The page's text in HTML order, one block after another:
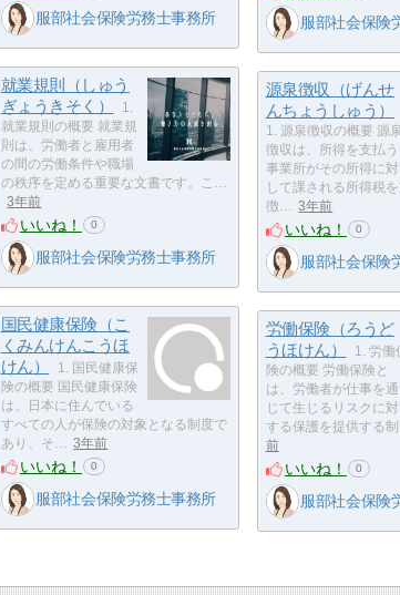
服部社会保険労務士事務所 服部社会保険
就業規則（しゅう
ぎょうきそく）
1.
就業規則の概要 就業規
則は、労働者と雇用者
の間の労働条件や職場
の秩序を定める重要な文書です。こ…
3年前
いいね！ 0
服部社会保険労務士事務所
源泉徴収（げんせ
んちょうしゅう）
1. 源泉徴収の概要 源泉
徴収は、所得を支払う
事業所がその所得に対
して課される所得税
徴… 3年前
いいね！ 0
服部社会保険
国民健康保険（こ
くみんけんこうほ
けん）
1. 国民健康保
険の概要 国民健康保険
は、日本に住んでいる
すべての人が保険の対象となる制度で
あり、そ… 3年前
いいね！ 0
服部社会保険労務士事務所
労働保険（ろうど
うほけん）
1. 労働
険の概要 労働保険と
は、労働者が仕事を通
じて生じるリスクに対
する保護を提供する
前
いいね！ 0
服部社会保険